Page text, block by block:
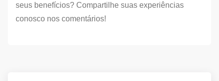
seus benefícios? Compartilhe suas experiências
conosco nos comentários!